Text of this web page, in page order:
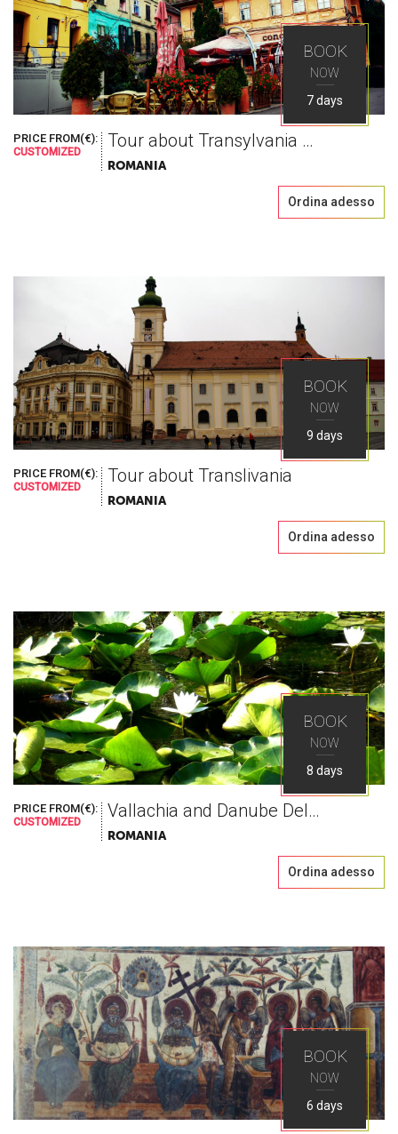
BOOK
NOW
7 days
PRICE FROM(€):
CUSTOMIZED
Tour about Transylvania and Vallachia
ROMANIA
Ordina adesso
BOOK
NOW
9 days
PRICE FROM(€):
CUSTOMIZED
Tour about Translivania
ROMANIA
Ordina adesso
BOOK
NOW
8 days
PRICE FROM(€):
CUSTOMIZED
Vallachia and Danube Delta Tour
ROMANIA
Ordina adesso
BOOK
NOW
6 days